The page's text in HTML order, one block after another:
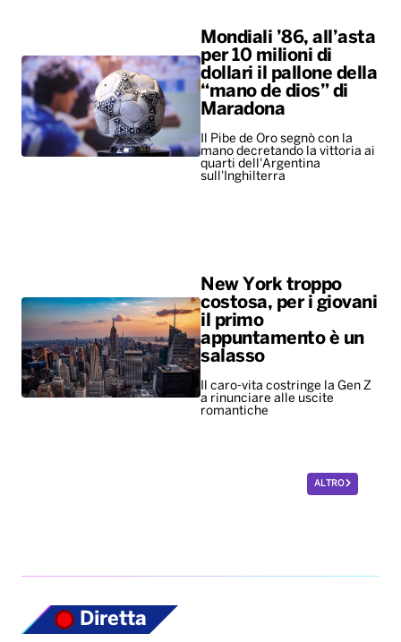
Mondiali ’86, all’asta
per 10 milioni di
dollari il pallone della
“mano de dios” di
Maradona
Il Pibe de Oro segnò con la
mano decretando la vittoria ai
quarti dell'Argentina
sull'Inghilterra
New York troppo
costosa, per i giovani
il primo
appuntamento è un
salasso
Il caro-vita costringe la Gen Z
a rinunciare alle uscite
romantiche
ALTRO
Diretta